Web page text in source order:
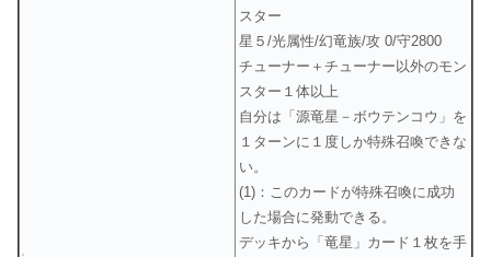
スター
星５/光属性/幻竜族/攻 0/守2800
チューナー＋チューナー以外のモン
スター１体以上
自分は「源竜星－ボウテンコウ」を
１ターンに１度しか特殊召喚できな
い。
(1)：このカードが特殊召喚に成功
した場合に発動できる。
デッキから「竜星」カード１枚を手